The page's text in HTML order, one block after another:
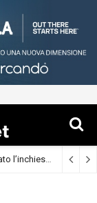
Bayesian, la carenza di giudici può aver rallentato l’inchiesta (Cronaca)